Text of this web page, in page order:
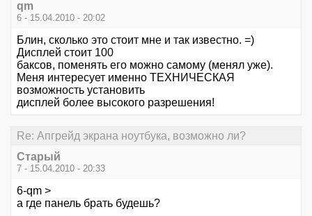
qm
6 - 15.04.2010 - 20:02
Блин, сколько это стоит мне и так известно. =)
Дисплей стоит 100
баксов, поменять его можно самому (менял уже).
Меня интересует именно ТЕХНИЧЕСКАЯ
возможность установить
дисплей более высокого разрешения!
Re: Апгрейд экрана ноутбука, возможно ли?
Старый
7 - 15.04.2010 - 20:33
6-qm >
а где панель брать будешь?